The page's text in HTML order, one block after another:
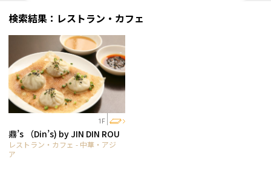
検索結果：レストラン・カフェ
1F
鼎’s （Din’s) by JIN DIN ROU
レストラン・カフェ - 中華・アジ
ア